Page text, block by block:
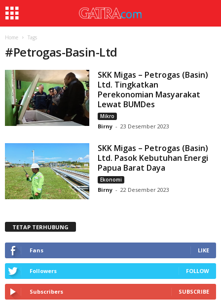
Home Tags
#Petrogas-Basin-Ltd
SKK Migas – Petrogas (Basin)
Ltd. Tingkatkan
Perekonomian Masyarakat
Lewat BUMDes
Mikro
Birny - 23 Desember 2023
SKK Migas – Petrogas (Basin)
Ltd. Pasok Kebutuhan Energi
Papua Barat Daya
Ekonomi
Birny - 22 Desember 2023
TETAP TERHUBUNG
Fans LIKE
Followers FOLLOW
Subscribers SUBSCRIBE